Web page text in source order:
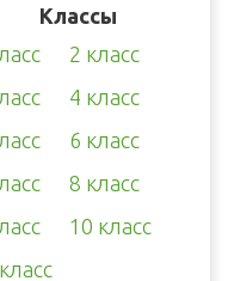
Классы
2 класс
4 класс
6 класс
8 класс
10 класс